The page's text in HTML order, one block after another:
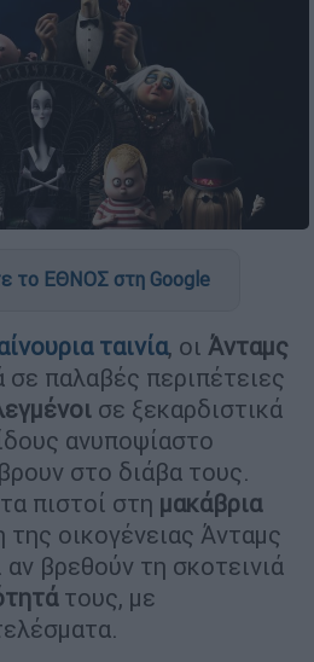
το ΕΘΝΟΣ στη Google
ταινία, οι Άνταμς
σε παλαβές περιπέτειες
σε ξεκαρδιστικά
ανυποψίαστο
στο διάβα τους.
πιστοί στη μακάβρια
της οικογένειας Άνταμς
βρεθούν τη σκοτεινιά
τους, με